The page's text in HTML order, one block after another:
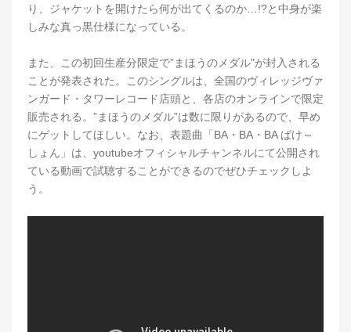
り、ジャケットを開けたら何が出てくるのか…!?と中身が楽
しみな真っ黒仕様になっている。
また、この初回生産分限定で”まほうのメダル"が封入される
ことが発表された。このシングルは、全国のヴィレッジヴァ
ンガード・タワーレコード店頭と、各店のオンラインで限定
販売される。”まほうのメダル”は数に限りがあるので、早め
にゲットしてほしい。なお、表題曲「BA・BA・BA ばけ～
しょん」は、youtubeオフィシャルチャンネルにて公開され
ている動画で試聴することができるのでぜひチェックしよ
う。